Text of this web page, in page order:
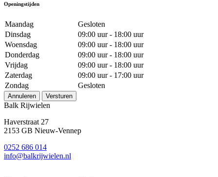
Openingstijden
Maandag
Gesloten
Dinsdag
09:00 uur - 18:00 uur
Woensdag
09:00 uur - 18:00 uur
Donderdag
09:00 uur - 18:00 uur
Vrijdag
09:00 uur - 18:00 uur
Zaterdag
09:00 uur - 17:00 uur
Zondag
Gesloten
Annuleren Versturen
Balk Rijwielen
Haverstraat 27
2153 GB Nieuw-Vennep
0252 686 014
info@balkrijwielen.nl